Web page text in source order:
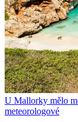
U Mallorky mělo
meteorologové